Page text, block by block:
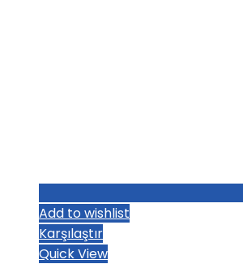
Add to wishlist
Karşılaştır
Quick View